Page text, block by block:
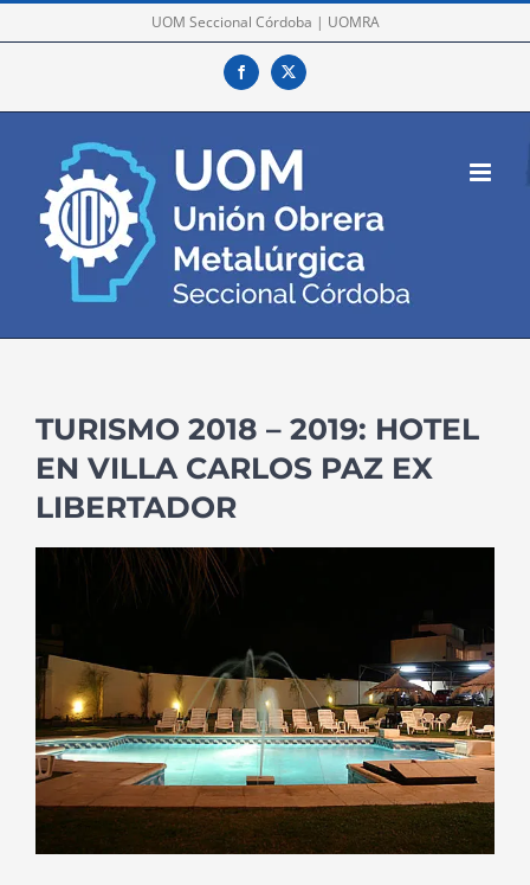
to
UOM Seccional Córdoba | UOMRA
Facebook
X
TURISMO 2018 – 2019: HOTEL
EN VILLA CARLOS PAZ EX
LIBERTADOR
Image